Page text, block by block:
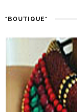
*BOUTIQUE*